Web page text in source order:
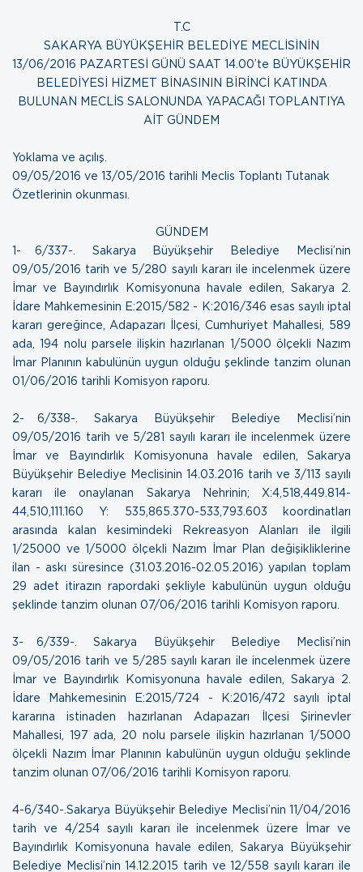
T.C
SAKARYA BÜYÜKŞEHİR BELEDİYE MECLİSİNİN
13/06/2016 PAZARTESİ GÜNÜ SAAT 14.00’te BÜYÜKŞEHİR
BELEDİYESİ HİZMET BİNASININ BİRİNCİ KATINDA
BULUNAN MECLİS SALONUNDA YAPACAĞI TOPLANTIYA
AİT GÜNDEM
Yoklama ve açılış.
09/05/2016 ve 13/05/2016 tarihli Meclis Toplantı Tutanak
Özetlerinin okunması.
GÜNDEM
1- 6/337-. Sakarya Büyükşehir Belediye Meclisi’nin
09/05/2016 tarih ve 5/280 sayılı kararı ile incelenmek üzere
İmar ve Bayındırlık Komisyonuna havale edilen, Sakarya 2.
İdare Mahkemesinin E:2015/582 - K:2016/346 esas sayılı iptal
kararı gereğince, Adapazarı İlçesi, Cumhuriyet Mahallesi, 589
ada, 194 nolu parsele ilişkin hazırlanan 1/5000 ölçekli Nazım
İmar Planının kabulünün uygun olduğu şeklinde tanzim olunan
01/06/2016 tarihli Komisyon raporu.
2- 6/338-. Sakarya Büyükşehir Belediye Meclisi’nin
09/05/2016 tarih ve 5/281 sayılı kararı ile incelenmek üzere
İmar ve Bayındırlık Komisyonuna havale edilen, Sakarya
Büyükşehir Belediye Meclisinin 14.03.2016 tarih ve 3/113 sayılı
kararı ile onaylanan Sakarya Nehrinin; X:4,518,449.814-
44,510,111.160 Y: 535,865.370-533,793.603 koordinatları
arasında kalan kesimindeki Rekreasyon Alanları ile ilgili
1/25000 ve 1/5000 ölçekli Nazım İmar Plan değişikliklerine
ilan - askı süresince (31.03.2016-02.05.2016) yapılan toplam
29 adet itirazın rapordaki şekliyle kabulünün uygun olduğu
şeklinde tanzim olunan 07/06/2016 tarihli Komisyon raporu
3- 6/339-. Sakarya Büyükşehir Belediye Meclisi’nin
09/05/2016 tarih ve 5/285 sayılı kararı ile incelenmek üzere
İmar ve Bayındırlık Komisyonuna havale edilen, Sakarya 2.
İdare Mahkemesinin E:2015/724 - K:2016/472 sayılı iptal
kararına istinaden hazırlanan Adapazarı İlçesi Şirinevler
Mahallesi, 197 ada, 20 nolu parsele ilişkin hazırlanan 1/5000
ölçekli Nazım İmar Planının kabulünün uygun olduğu şeklinde
tanzim olunan 07/06/2016 tarihli Komisyon raporu.
4- 6/340-.Sakarya Büyükşehir Belediye Meclisi’nin 11/04/2016
tarih ve 4/254 sayılı kararı ile incelenmek üzere İmar ve
Bayındırlık Komisyonuna havale edilen, Sakarya Büyükşehir
Belediye Meclisi’nin 14.12.2015 tarih ve 12/558 sayılı kararı ile